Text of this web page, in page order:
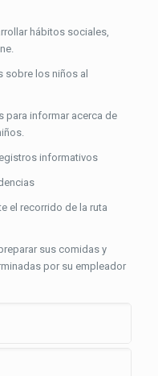
hábitos sociales,
sobre los niños al
para informar acerca de
informativos
el recorrido de la ruta
sus comidas y
por su empleador